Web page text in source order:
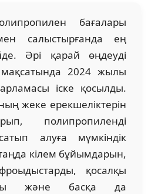
бағалары
салыстырғанда ең
Әрі қарай өңдеуді
2024 жылы
іске қосылды.
жеке ерекшеліктерін
полипропиленді
алуға мүмкіндік
таңда кілем бұйымдарын,
қосалқы
және басқа да